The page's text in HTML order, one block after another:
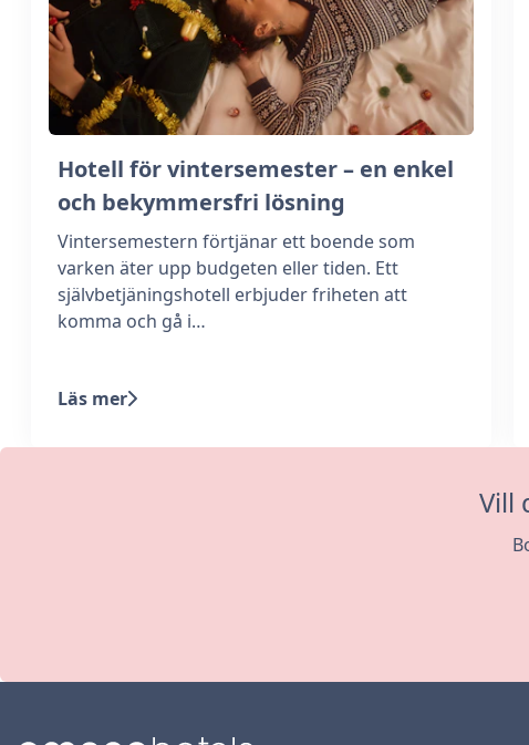
Hotell för vintersemester – en enkel
och bekymmersfri lösning
Vintersemestern förtjänar ett boende som
varken äter upp budgeten eller tiden. Ett
självbetjäningshotell erbjuder friheten att
komma och gå i…
Läs mer
Vill